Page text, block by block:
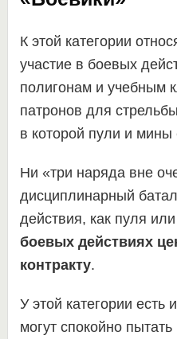
К этой категории
участие в боевых
полигонам и учебным
патронов для
в которой пули и мины
Ни «три наряда вне
дисциплинарный
действия, как пуля
боевых действиях
контракту.
У этой категории
могут спокойно